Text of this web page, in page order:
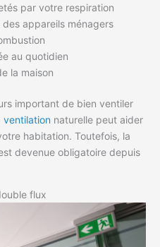
par votre respiration
appareils ménagers
au quotidien
la maison
important de bien ventiler
ventilation naturelle peut aider
habitation. Toutefois, la
devenue obligatoire depuis
flux